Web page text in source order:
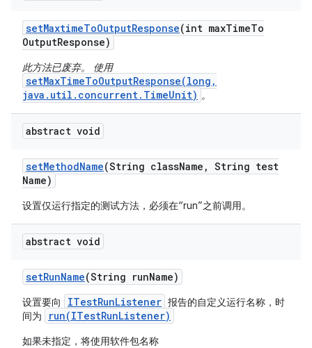
setMaxtimeToOutputResponse(int maxTimeTo
OutputResponse)
此方法已废弃。 使用
setMaxTimeToOutputResponse(long,
java.util.concurrent.TimeUnit) 。
abstract void
setMethodName(String className , String test
Name)
设置仅运行指定的测试方法，必须在“run”之前调用。
abstract void
setRunName(String runName)
设置要向 ITestRunListener 报告的自定义运行名称，时
间为
run(ITestRunListener)
如果未指定，将使用软件包名称